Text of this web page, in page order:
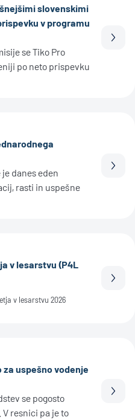
slovenskimi
v programu
se Tiko Pro
po neto prispevku
danes eden
rasti in uspešne
v lesarstvu (P4L
v lesarstvu 2026
uspešno vodenje
se pogosto
resnici pa je to